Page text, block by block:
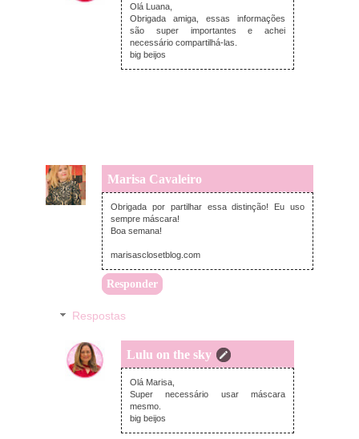
Olá Luana,
Obrigada amiga, essas informações
são super importantes e achei
necessário compartilhá-las.
big beijos
Marisa Cavaleiro
segunda-feira, agosto 02, 2021
Obrigada por partilhar essa distinção! Eu uso
sempre máscara!
Boa semana!
marisasclosetblog.com
Responder
Respostas
Lulu on the sky
quarta-feira, agosto 04, 2021
Olá Marisa,
Super necessário usar máscara
mesmo.
big beijos